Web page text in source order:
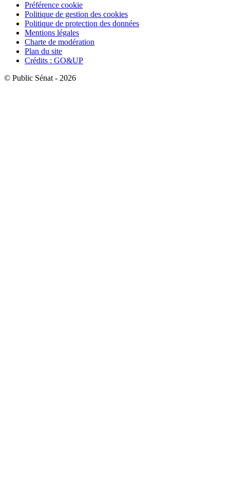
Préférence cookie
Politique de gestion des cookies
Politique de protection des données
Mentions légales
Charte de modération
Plan du site
Crédits : GO&UP
© Public Sénat - 2026